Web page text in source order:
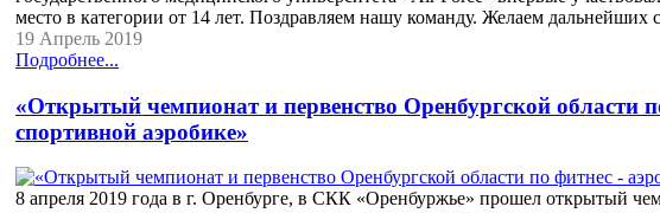
место в категории от 14 лет. Поздравляем нашу команду. Желаем дальнейших
19 Апрель 2019
Подробнее...
«Открытый чемпионат и первенство Оренбургской области
спортивной аэробике»
8 апреля 2019 года в г. Оренбурге, в СКК «Оренбуржье» прошел открытый